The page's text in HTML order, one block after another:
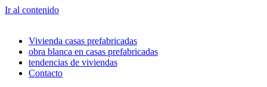
Ir al contenido
Vivienda casas prefabricadas
obra blanca en casas prefabricadas
tendencias de viviendas
Contacto